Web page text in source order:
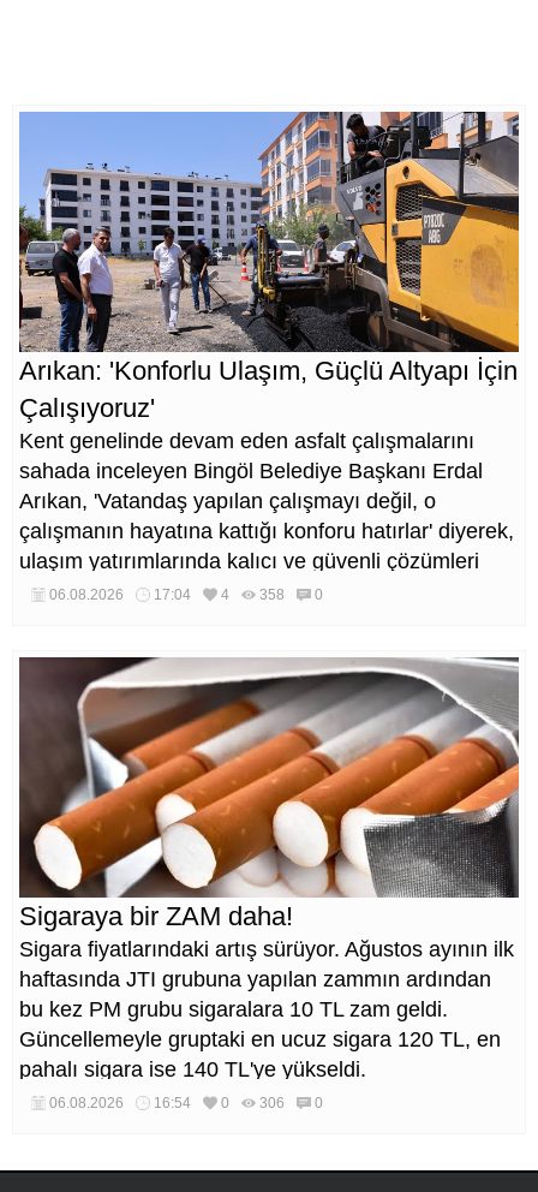
Arıkan: 'Konforlu Ulaşım, Güçlü Altyapı İçin
Çalışıyoruz'
Kent genelinde devam eden asfalt çalışmalarını
sahada inceleyen Bingöl Belediye Başkanı Erdal
Arıkan, 'Vatandaş yapılan çalışmayı değil, o
çalışmanın hayatına kattığı konforu hatırlar' diyerek,
ulaşım yatırımlarında kalıcı ve güvenli çözümleri
öncelediklerini söyledi. Arıkan, bu sezon yaklaşık 40
06.08.2026 17:04 4 358 0
Sigaraya bir ZAM daha!
Sigara fiyatlarındaki artış sürüyor. Ağustos ayının ilk
haftasında JTI grubuna yapılan zammın ardından
bu kez PM grubu sigaralara 10 TL zam geldi.
Güncellemeyle gruptaki en ucuz sigara 120 TL, en
pahalı sigara ise 140 TL'ye yükseldi.
06.08.2026 16:54 0 306 0